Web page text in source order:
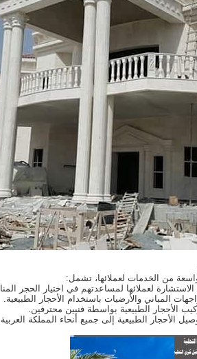
من الخدمات لعملائها، تشمل:
لعملائها لمساعدتهم في اختيار الحجر
المباني والأرضيات باستخدام الأحجار الطبيعية.
الأحجار الطبيعية بواسطة فنيين محترفين.
الأحجار الطبيعية إلى جميع أنحاء المملكة